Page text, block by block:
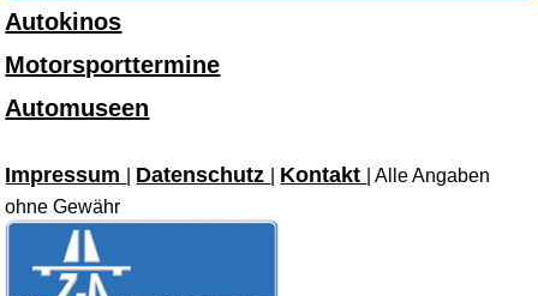
Autokinos
Motorsporttermine
Automuseen
Impressum Datenschutz Kontakt
| Alle Angaben
ohne Gewähr